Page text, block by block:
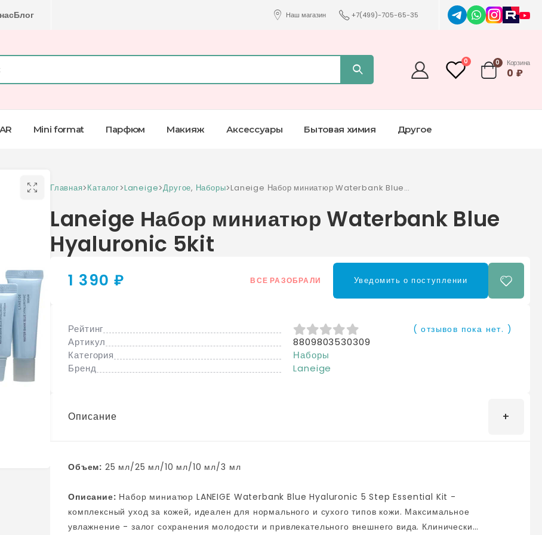
Блог Наш магазин +7(499)-705-65-35
0 0 Корзина
0 ₽
Mini format Парфюм Макияж Аксессуары Бытовая химия Другое
Главная>Каталог>Laneige>Другое, Наборы>Laneige Набор миниатюр Waterbank Blue
Laneige Набор миниатюр Waterbank Blue
Hyaluronic 5kit
1 390 ₽ ВСЕ РАЗОБРАЛИ Уведомить о поступлении
Рейтинг
0из 5
( отзывов пока нет. )
Артикул
8809803530309
Категория
Наборы
Бренд
Laneige
Описание
Объем: 25 мл/25 мл/10 мл/10 мл/3 мл
Описание:
комплексный уход за кожей, идеален для нормального и сухого типов кожи. Максимальное
увлажнение - залог сохранения молодости и привлекательного внешнего вида. Клинически